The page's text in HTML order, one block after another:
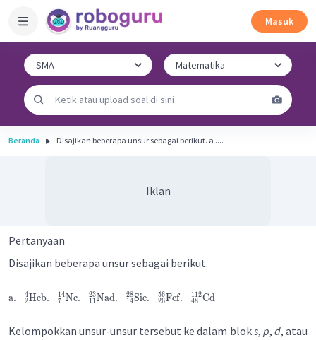
Masuk
Beranda Disajikan beberapa unsur sebagai berikut. a ....
Iklan
Pertanyaan
Disajikan beberapa unsur sebagai berikut.
a. 2
4Heb. 7
14Nc. 11
23Nad. 14
28Sie. 26
56Fef. 48
112Cd
Kelompokkan unsur-unsur tersebut ke dalam bloks, p, d, atau